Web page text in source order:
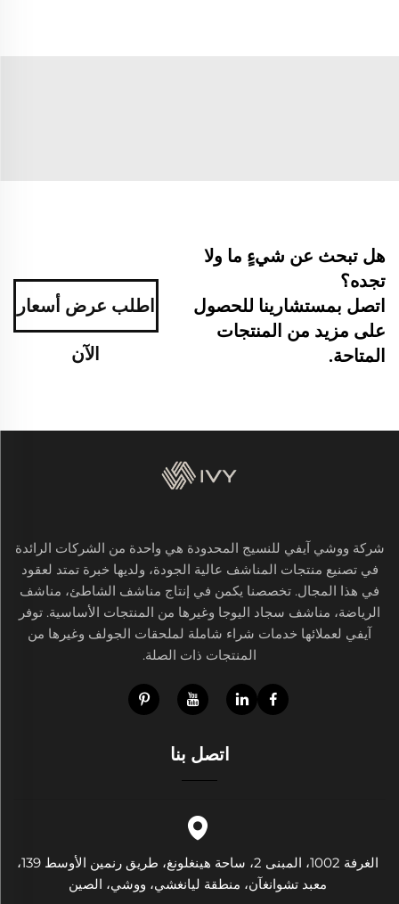
هل تبحث عن شيءٍ ما ولا
تجده؟
اتصل بمستشارينا للحصول
على مزيد من المنتجات
المتاحة.
اطلب عرض أسعار
الآن
شركة ووشي آيفي للنسيج المحدودة هي واحدة من الشركات الرائدة
في تصنيع منتجات المناشف عالية الجودة، ولديها خبرة تمتد لعقود
في هذا المجال. تخصصنا يكمن في إنتاج مناشف الشاطئ، مناشف
الرياضة، مناشف سجاد اليوجا وغيرها من المنتجات الأساسية. توفر
آيفي لعملائها خدمات شراء شاملة لملحقات الجولف وغيرها من
المنتجات ذات الصلة.
اتصل بنا
الغرفة 1002، المبنى 2، ساحة هينغلونغ، طريق رنمين الأوسط 139،
معبد تشوانغآن، منطقة ليانغشي، ووشي، الصين